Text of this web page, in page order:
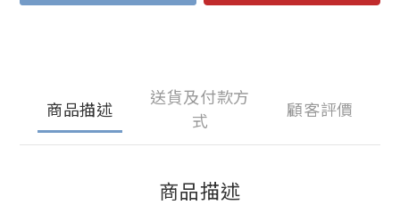
商品描述
送貨及付款方
式
顧客評價
商品描述